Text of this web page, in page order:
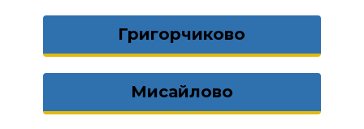
Григорчиково
Мисайлово